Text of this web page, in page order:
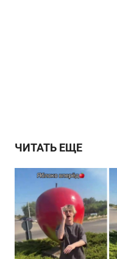
ЧИТАТЬ ЕЩЕ